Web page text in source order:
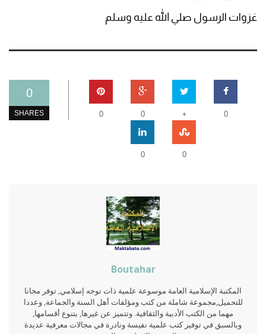
غزوات الرسول صلي الله عليه وسلم
0
SHARES 0
+
0
0
0
0
Boutahar
المكتبة الإسلامية العامة موسوعة علمية ذات توجه إسلامي, توفر مجانا
للتحميل,مجموعة شاملة من كتب ومؤلفات أهل السنة والجماعة, وعددا
مهما من الكتب الأدبية والثقافية. وتتميز عن غيرها, بتنوع أقسامها,
وبالسبق في توفير كتب علمية نفيسة ونادرة في مجالات معرفية عديدة